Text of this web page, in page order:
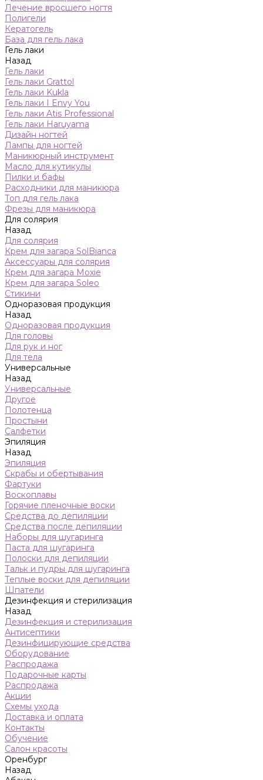
Лечение вросшего ногтя
Полигели
Кератогель
База для гель лака
Гель лаки
Назад
Гель лаки
Гель лаки Grattol
Гель лаки Kukla
Гель лаки I Envy You
Гель лаки Atis Professional
Гель лаки Haruyama
Дизайн ногтей
Лампы для ногтей
Маникюрный инструмент
Масло для кутикулы
Пилки и бафы
Расходники для маникюра
Топ для гель лака
Фрезы для маникюра
Для солярия
Назад
Для солярия
Крем для загара SolBianca
Аксессуары для солярия
Крем для загара Moxie
Крем для загара Soleo
Стикини
Одноразовая продукция
Назад
Одноразовая продукция
Для головы
Для рук и ног
Для тела
Универсальные
Назад
Универсальные
Другое
Полотенца
Простыни
Салфетки
Эпиляция
Назад
Эпиляция
Скрабы и обертывания
Фартуки
Воскоплавы
Горячие пленочные воски
Средства до депиляции
Средства после депиляции
Наборы для шугаринга
Паста для шугаринга
Полоски для депиляции
Тальк и пудры для шугаринга
Теплые воски для депиляции
Шпатели
Дезинфекция и стерилизация
Назад
Дезинфекция и стерилизация
Антисептики
Дезинфицирующие средства
Оборудование
Распродажа
Подарочные карты
Распродажа
Акции
Схемы ухода
Доставка и оплата
Контакты
Обучение
Салон красоты
Оренбург
Назад